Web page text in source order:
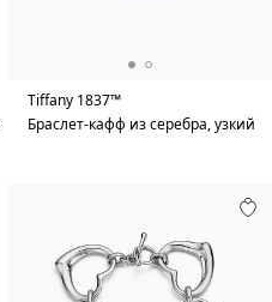
Tiffany 1837™
Браслет-кафф из серебра, узкий